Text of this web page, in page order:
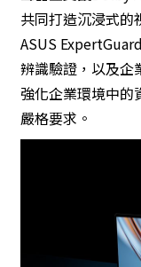
共同打造沉浸式的
ASUS
辨識驗證，以及企
強化企業環境中的
嚴格要求。